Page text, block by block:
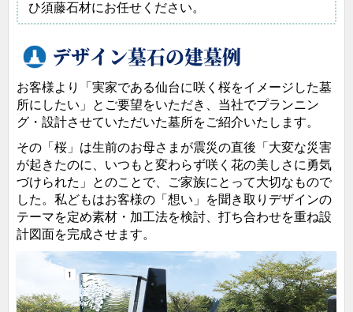
ひ須藤石材にお任せください。
デザイン墓石の建墓例
お客様より「実家である仙台に咲く桜をイメージした墓
所にしたい」とご要望をいただき、当社でプランニン
グ・設計させていただいた墓所をご紹介いたします。
その「桜」は生前のお母さまが震災の直後「大変な災害
が起きたのに、いつもと変わらず咲く花の美しさに勇気
づけられた」とのことで、ご家族にとって大切なもので
した。私どもはお客様の「想い」を聞き取りデザインの
テーマを定め素材・加工法を検討、打ち合わせを重ね設
計図面を完成させます。